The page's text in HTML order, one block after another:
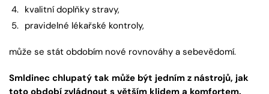
kvalitní doplňky stravy,
pravidelné lékařské kontroly,
může se stát obdobím nové rovnováhy a sebevědomí.
Smldinec chlupatý tak může být jedním z nástrojů, jak
toto období zvládnout s větším klidem a komfortem.